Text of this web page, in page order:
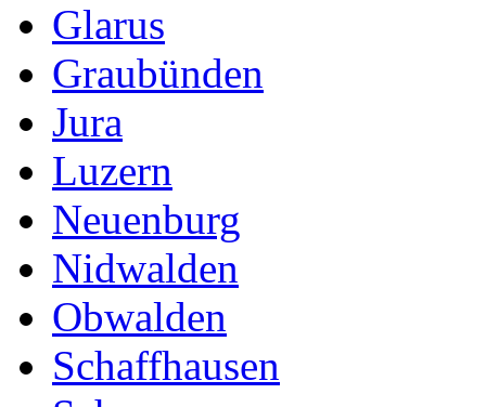
Glarus
Graubünden
Jura
Luzern
Neuenburg
Nidwalden
Obwalden
Schaffhausen